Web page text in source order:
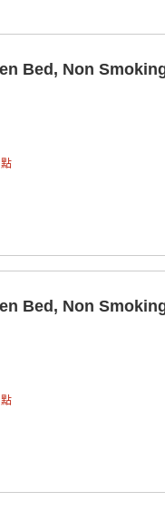
Bed, Non
點
Bed, Non
點